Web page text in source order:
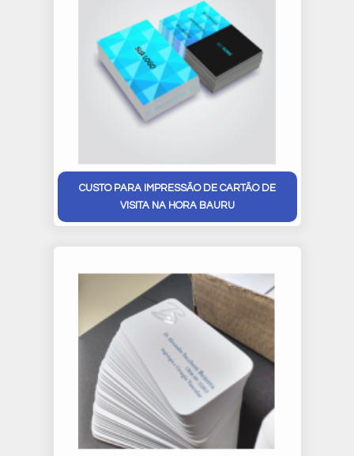
CUSTO PARA IMPRESSÃO DE CARTÃO DE
VISITA NA HORA BAURU